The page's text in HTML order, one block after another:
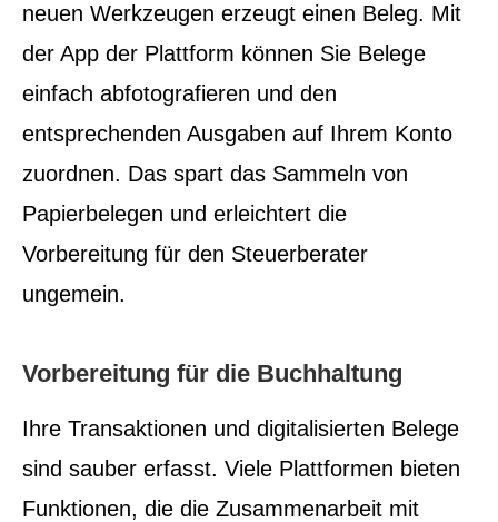
neuen Werkzeugen erzeugt einen Beleg. Mit
der App der Plattform können Sie Belege
einfach abfotografieren und den
entsprechenden Ausgaben auf Ihrem Konto
zuordnen. Das spart das Sammeln von
Papierbelegen und erleichtert die
Vorbereitung für den Steuerberater
ungemein.
Vorbereitung für die Buchhaltung
Ihre Transaktionen und digitalisierten Belege
sind sauber erfasst. Viele Plattformen bieten
Funktionen, die die Zusammenarbeit mit